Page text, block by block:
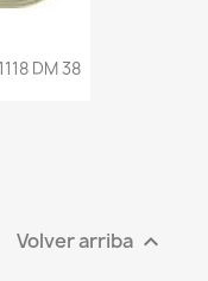
DM 38
Volver arriba 